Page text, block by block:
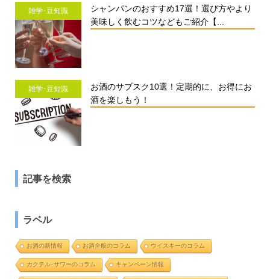
雑学･豆知識
シャンパンのおすすめ17選！選び方やより
美味しく飲むコツなどもご紹介【...
雑学･豆知識
お酒のサブスク10選！定期的に、お得にお
酒を楽しもう！
記事を検索
ラベル
お酒の新情報 お酒全般のコラム ウイスキーのコラム
カクテル･サワーのコラム キャンペーン情報